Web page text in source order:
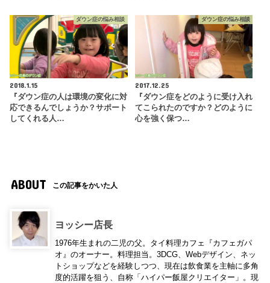
ダウン症の悩み相談
2018.1.15
『ダウン症の人は環境の変化に対
応できるんでしょうか？サポート
してくれる人…
ダウン症の悩み相談
2017.12.25
『ダウン症をどのように受け入れ
てこられたのですか？どのように
心を強く保つ…
ABOUT この記事をかいた人
ヨッシー店長
1976年生まれの二児の父。タイ料理カフェ『カフェガパ
オ』のオーナー。料理担当。3DCG、Webデザイン、ネッ
トショップなどを経験しつつ、現在は飲食業を主軸に多角
度的活躍を狙う、自称「ハイパー飯屋クリエイター」。現